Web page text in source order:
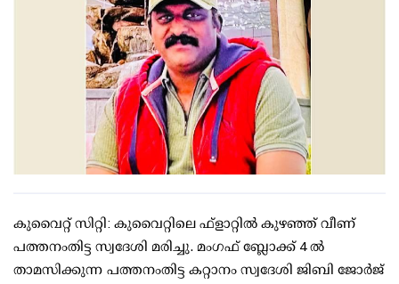
കുവൈറ്റ് സിറ്റി: കുവൈറ്റിലെ ഫ്‌ളാറ്റില്‍ കുഴഞ്ഞ് വീണ്
പത്തനംതിട്ട സ്വദേശി മരിച്ചു. മംഗഫ് ബ്ലോക്ക് 4 ല്‍
താമസിക്കുന്ന പത്തനംതിട്ട കറ്റാനം സ്വദേശി ജിബി ജോര്‍ജ്